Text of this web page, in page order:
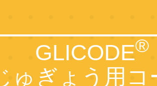
GLICODE®
ゅぎょう用コ